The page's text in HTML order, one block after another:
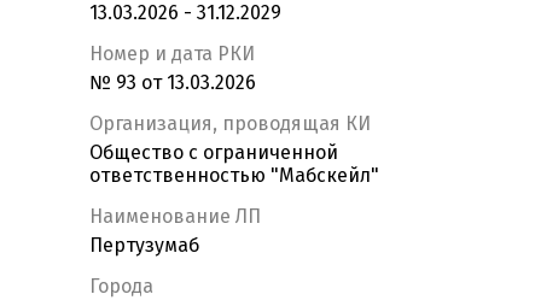
13.03.2026 - 31.12.2029
Номер и дата РКИ
№ 93 от 13.03.2026
Организация, проводящая КИ
Общество с ограниченной
ответственностью "Мабскейл"
Наименование ЛП
Пертузумаб
Города